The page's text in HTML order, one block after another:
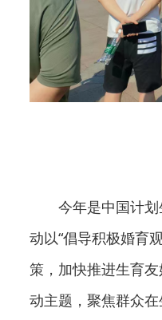
今年是中国计
动以“倡导积极婚育
策，加快推进生育
动主题，聚焦群众